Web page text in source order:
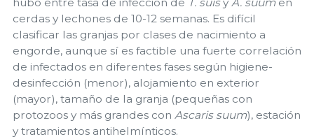
cerdas y lechones de 10-12 semanas. Es difícil
clasificar las granjas por clases de nacimiento a
engorde, aunque sí es factible una fuerte correlación
de infectados en diferentes fases según higiene-
desinfección (menor), alojamiento en exterior
(mayor), tamaño de la granja (pequeñas con
protozoos y más grandes con Ascaris suum), estación
y tratamientos antihelmínticos.